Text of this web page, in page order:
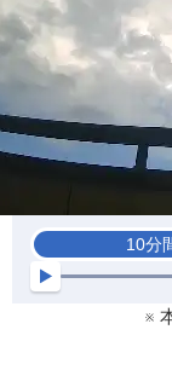
10分
※